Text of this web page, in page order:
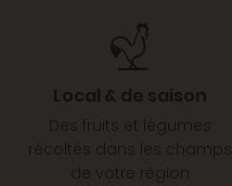
Local & de saison
Des fruits et légumes
récoltés dans les champs
de votre région